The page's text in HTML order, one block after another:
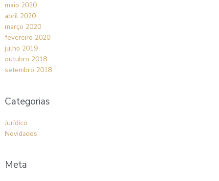
maio 2020
abril 2020
março 2020
fevereiro 2020
julho 2019
outubro 2018
setembro 2018
Categorias
Jurídico
Novidades
Meta